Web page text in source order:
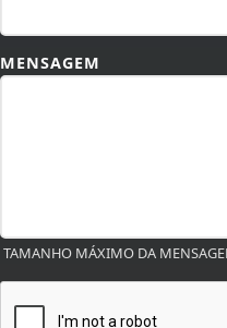
MENSAGEM
TAMANHO MÁXIMO DA